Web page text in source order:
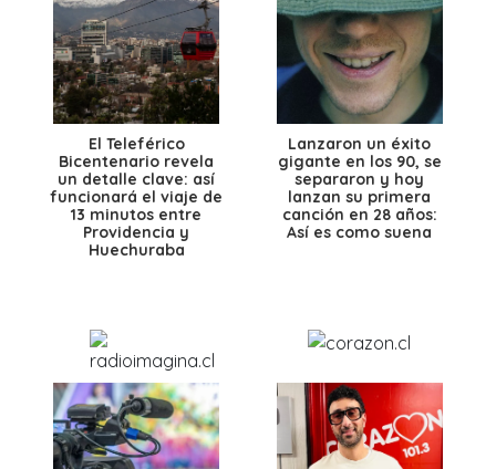
El Teleférico
Bicentenario revela
un detalle clave: así
funcionará el viaje de
13 minutos entre
Providencia y
Huechuraba
Lanzaron un éxito
gigante en los 90, se
separaron y hoy
lanzan su primera
canción en 28 años:
Así es como suena